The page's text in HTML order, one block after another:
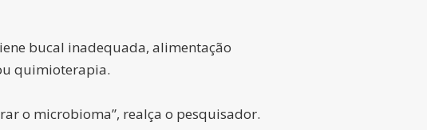
bucal inadequada, alimentação
quimioterapia.
o microbioma”, realça o pesquisador.